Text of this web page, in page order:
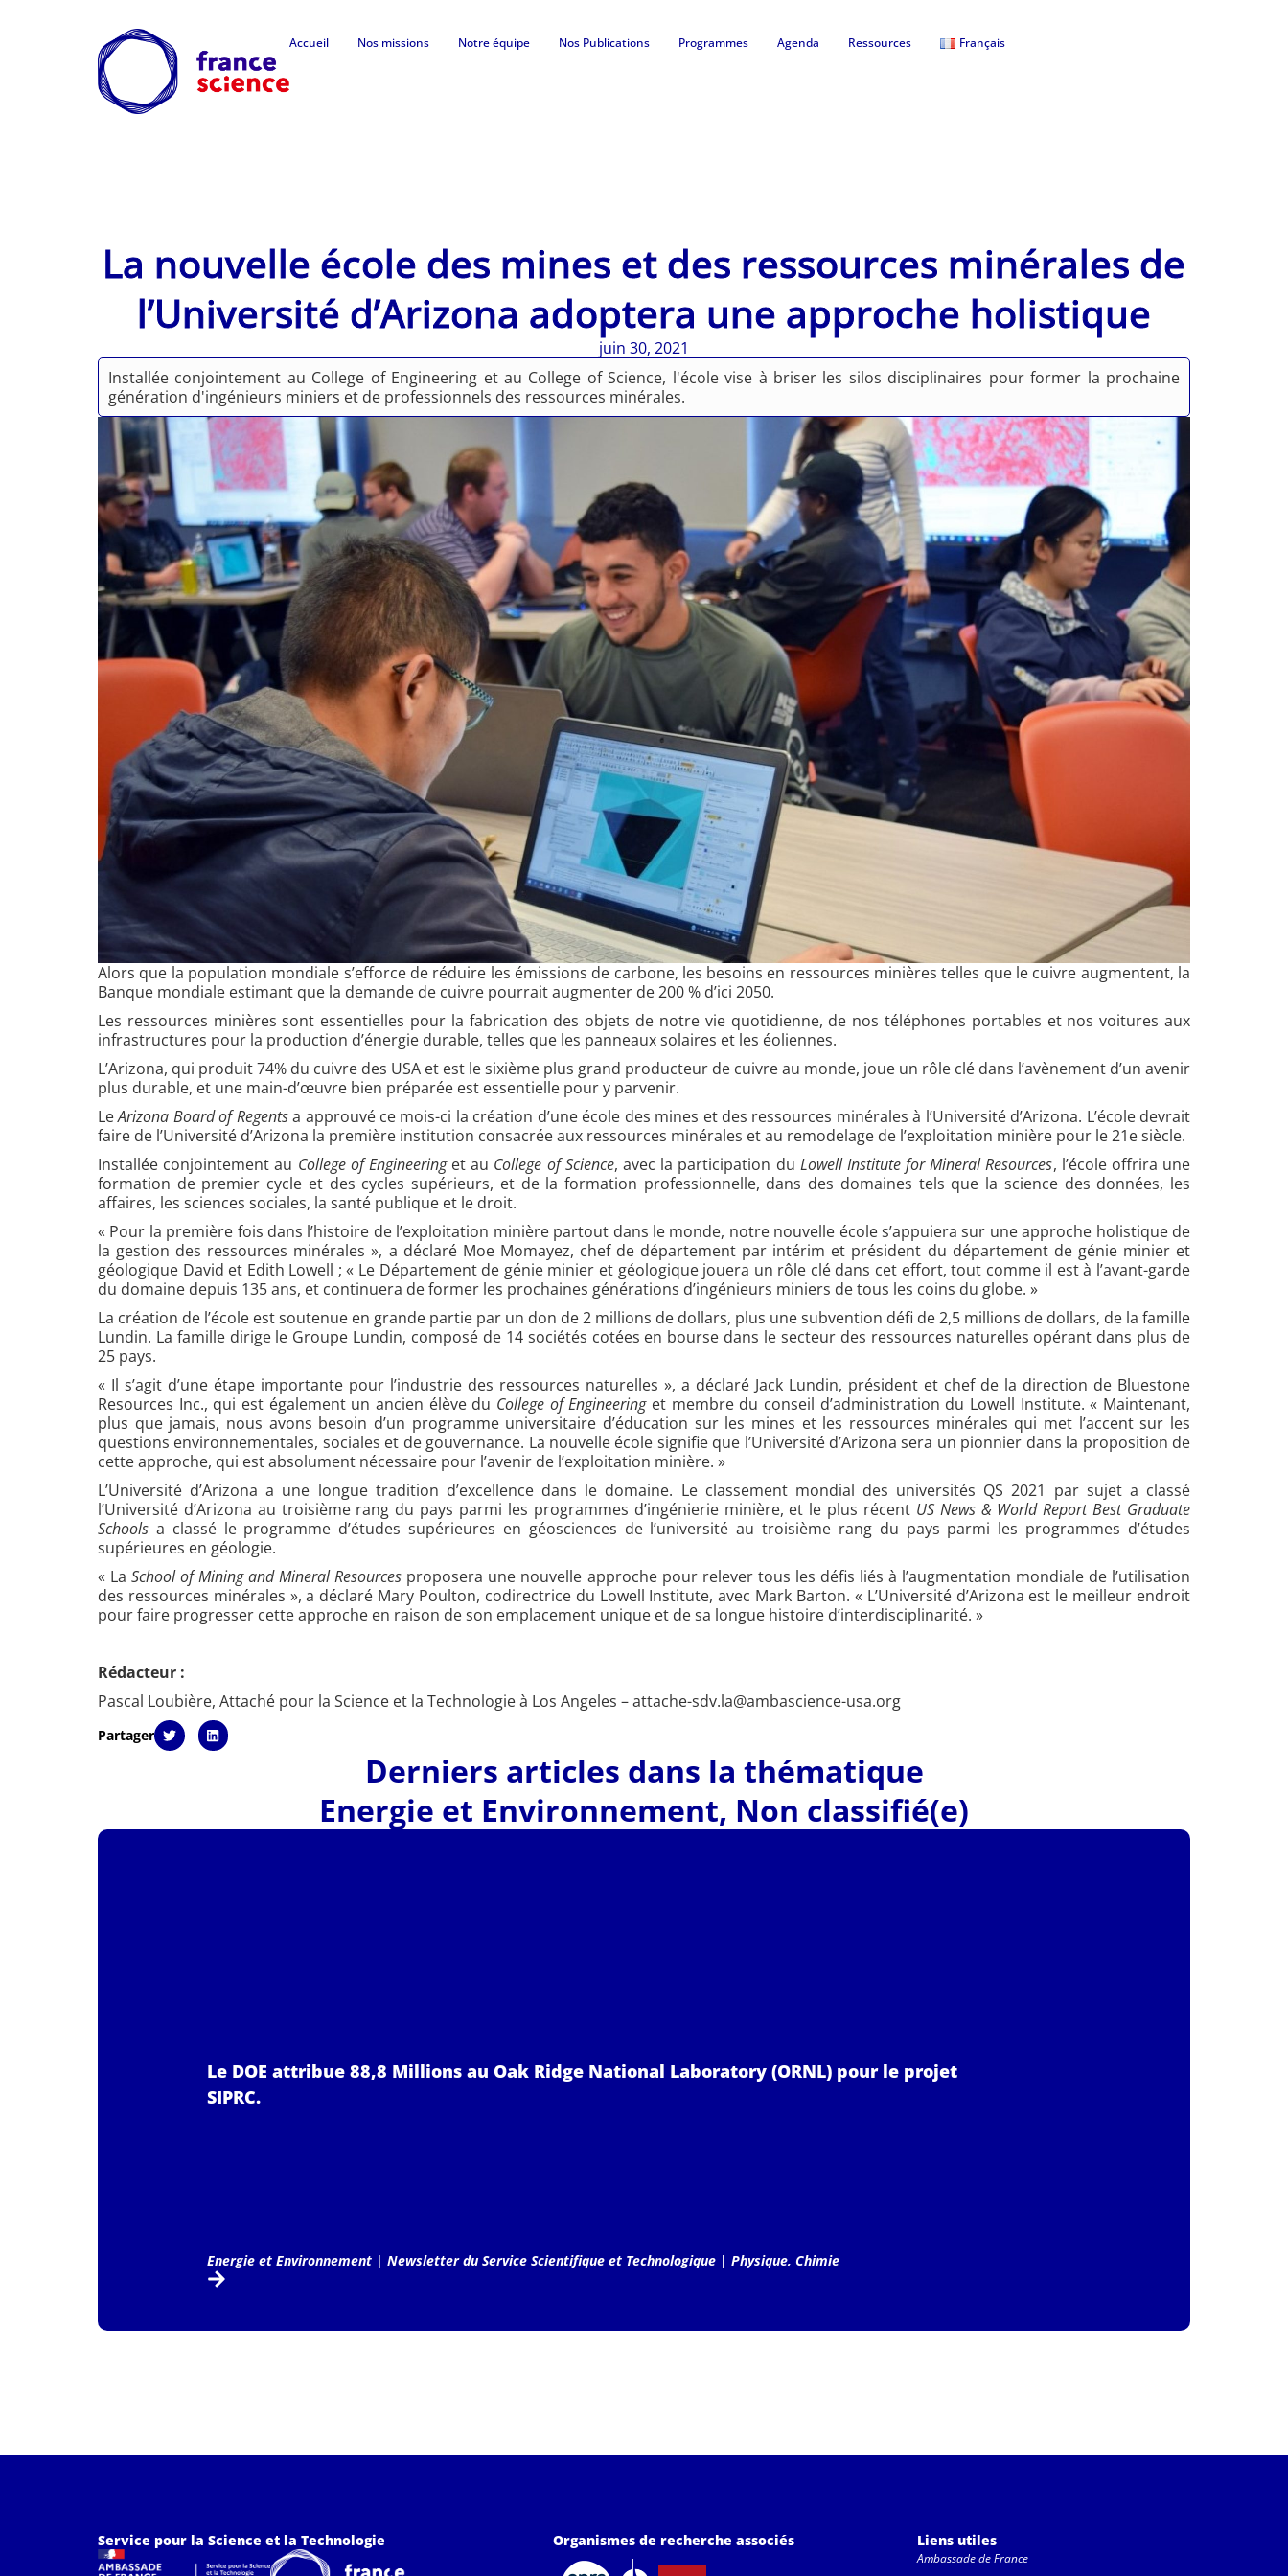
Accueil Nos missions Notre équipe Nos Publications Programmes Agenda Ressources Français
La nouvelle école des mines et des ressources minérales de
l’Université d’Arizona adoptera une approche holistique
juin 30, 2021
Installée conjointement au College of Engineering et au College of Science, l'école vise à briser les silos disciplinaires pour former la prochaine
génération d'ingénieurs miniers et de professionnels des ressources minérales.
Alors que la population mondiale s’efforce de réduire les émissions de carbone, les besoins en ressources minières telles que le cuivre augmentent, la
Banque mondiale estimant que la demande de cuivre pourrait augmenter de 200 % d’ici 2050.
Les ressources minières sont essentielles pour la fabrication des objets de notre vie quotidienne, de nos téléphones portables et nos voitures aux
infrastructures pour la production d’énergie durable, telles que les panneaux solaires et les éoliennes.
L’Arizona, qui produit 74% du cuivre des USA et est le sixième plus grand producteur de cuivre au monde, joue un rôle clé dans l’avènement d’un avenir
plus durable, et une main-d’œuvre bien préparée est essentielle pour y parvenir.
LeArizona Board of Regentsa approuvé ce mois-ci la création d’une école des mines et des ressources minérales à l’Université d’Arizona. L’école devrait
faire de l’Université d’Arizona la première institution consacrée aux ressources minérales et au remodelage de l’exploitation minière pour le 21e siècle.
Installée conjointement au College of Engineeringet au College of Science, avec la participation du Lowell Institute for Mineral Resources, l’école offrira une
formation de premier cycle et des cycles supérieurs, et de la formation professionnelle, dans des domaines tels que la science des données, les
affaires, les sciences sociales, la santé publique et le droit.
« Pour la première fois dans l’histoire de l’exploitation minière partout dans le monde, notre nouvelle école s’appuiera sur une approche holistique de
la gestion des ressources minérales », a déclaré Moe Momayez, chef de département par intérim et président du département de génie minier et
géologique David et Edith Lowell ; « Le Département de génie minier et géologique jouera un rôle clé dans cet effort, tout comme il est à l’avant-garde
du domaine depuis 135 ans, et continuera de former les prochaines générations d’ingénieurs miniers de tous les coins du globe. »
La création de l’école est soutenue en grande partie par un don de 2 millions de dollars, plus une subvention défi de 2,5 millions de dollars, de la famille
Lundin. La famille dirige le Groupe Lundin, composé de 14 sociétés cotées en bourse dans le secteur des ressources naturelles opérant dans plus de
25 pays.
« Il s’agit d’une étape importante pour l’industrie des ressources naturelles », a déclaré Jack Lundin, président et chef de la direction de Bluestone
Resources Inc., qui est également un ancien élève du College of Engineeringet membre du conseil d’administration du Lowell Institute. « Maintenant,
plus que jamais, nous avons besoin d’un programme universitaire d’éducation sur les mines et les ressources minérales qui met l’accent sur les
questions environnementales, sociales et de gouvernance. La nouvelle école signifie que l’Université d’Arizona sera un pionnier dans la proposition de
cette approche, qui est absolument nécessaire pour l’avenir de l’exploitation minière. »
L’Université d’Arizona a une longue tradition d’excellence dans le domaine. Le classement mondial des universités QS 2021 par sujet a classé
l’Université d’Arizona au troisième rang du pays parmi les programmes d’ingénierie minière, et le plus récent US News & World Report Best Graduate
Schools a classé le programme d’études supérieures en géosciences de l’université au troisième rang du pays parmi les programmes d’études
supérieures en géologie.
« LaSchool of Mining and Mineral Resources proposera une nouvelle approche pour relever tous les défis liés à l’augmentation mondiale de l’utilisation
des ressources minérales », a déclaré Mary Poulton, codirectrice du Lowell Institute, avec Mark Barton. « L’Université d’Arizona est le meilleur endroit
pour faire progresser cette approche en raison de son emplacement unique et de sa longue histoire d’interdisciplinarité. »
Rédacteur :
Pascal Loubière, Attaché pour la Science et la Technologie à Los Angeles –attache-sdv.la@ambascience-usa.org
Partager
Derniers articles dans la thématique
Energie et Environnement, Non classifié(e)
Le DOE attribue 88,8 Millions au Oak Ridge National Laboratory (ORNL) pour le projet
SIPRC.
Energie et Environnement | Newsletter du Service Scientifique et Technologique | Physique, Chimie
Service pour la Science et la Technologie Organismes de recherche associés Liens utiles
Ambassade de France